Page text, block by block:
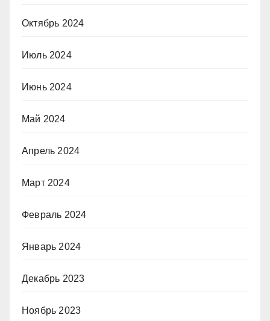
Октябрь 2024
Июль 2024
Июнь 2024
Май 2024
Апрель 2024
Март 2024
Февраль 2024
Январь 2024
Декабрь 2023
Ноябрь 2023